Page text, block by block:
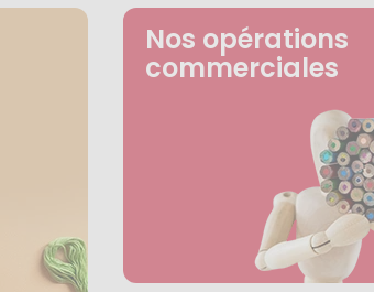
Nos opérations
commerciales